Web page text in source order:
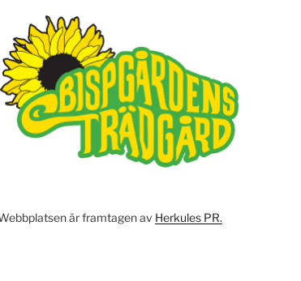
är framtagen av Herkules PR.